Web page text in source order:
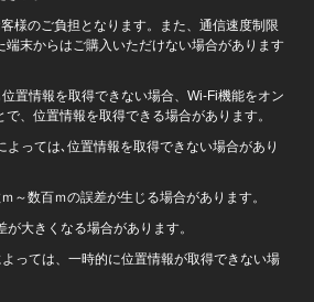
様のご負担となります。また、通信速度制限
端末からはご購入いただけない場合があります
置情報を取得できない場合、Wi-Fi機能をオン
で、位置情報を取得できる場合があります。
よっては､位置情報を取得できない場合があり
～数百ｍの誤差が生じる場合があります。
大きくなる場合があります。
っては、一時的に位置情報が取得できない場